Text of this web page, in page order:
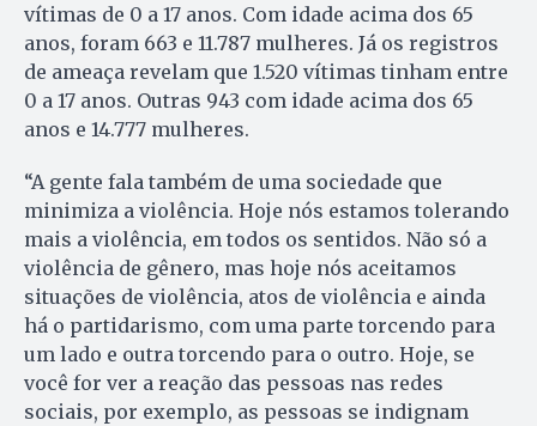
vítimas de 0 a 17 anos. Com idade acima dos 65
anos, foram 663 e 11.787 mulheres. Já os registros
de ameaça revelam que 1.520 vítimas tinham entre
0 a 17 anos. Outras 943 com idade acima dos 65
anos e 14.777 mulheres.
“A gente fala também de uma sociedade que
minimiza a violência. Hoje nós estamos tolerando
mais a violência, em todos os sentidos. Não só a
violência de gênero, mas hoje nós aceitamos
situações de violência, atos de violência e ainda
há o partidarismo, com uma parte torcendo para
um lado e outra torcendo para o outro. Hoje, se
você for ver a reação das pessoas nas redes
sociais, por exemplo, as pessoas se indignam